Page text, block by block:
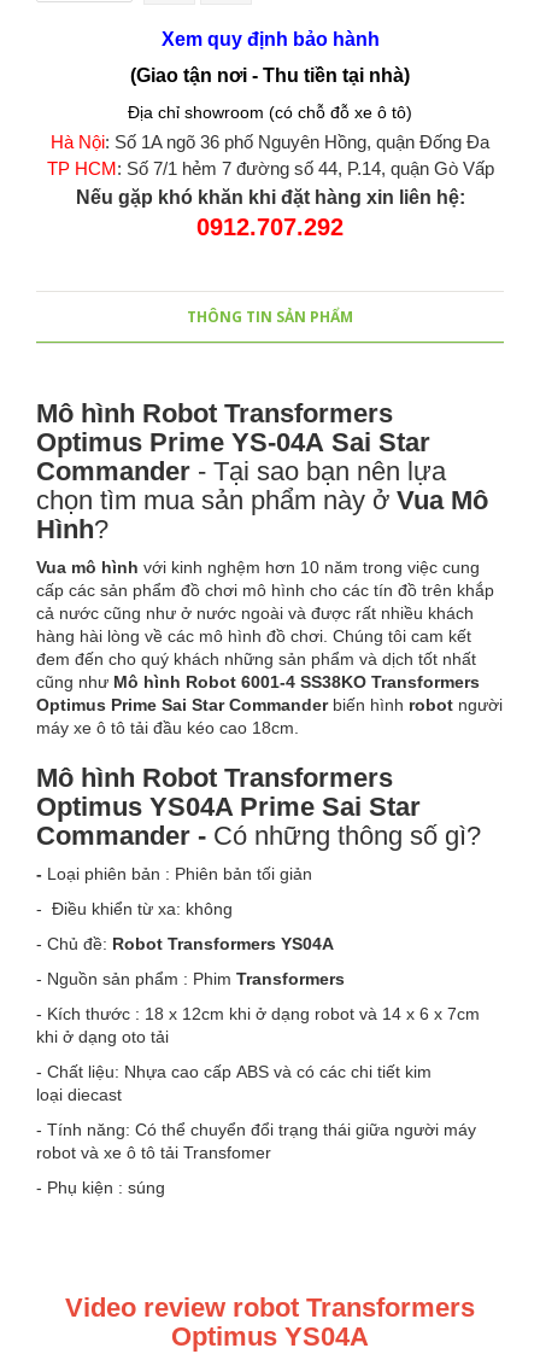
Xem quy định bảo hành
(Giao tận nơi - Thu tiền tại nhà)
Địa chỉ showroom (có chỗ đỗ xe ô tô)
Hà Nội: Số 1A ngõ 36 phố Nguyên Hồng, quận Đống Đa
TP HCM : Số 7/1 hẻm 7 đường số 44, P.14, quận Gò Vấp
Nếu gặp khó khăn khi đặt hàng xin liên hệ:
0912.707.292
THÔNG TIN SẢN PHẨM
Mô hình Robot Transformers
Optimus Prime YS-04A Sai Star
Commander - Tại sao bạn nên lựa
chọn tìm mua sản phẩm này ở Vua Mô
Hình?
Vua mô hình với kinh nghệm hơn 10 năm trong việc cung
cấp các sản phẩm đồ chơi mô hình cho các tín đồ trên khắp
cả nước cũng như ở nước ngoài và được rất nhiều khách
hàng hài lòng về các mô hình đồ chơi. Chúng tôi cam kết
đem đến cho quý khách những sản phẩm và dịch tốt nhất
cũng như Mô hình Robot 6001-4 SS38KO Transformers
Optimus Prime Sai Star Commanderbiến hình robot người
máy xe ô tô tải đầu kéo cao 18cm.
Mô hình Robot Transformers
Optimus YS04A Prime Sai Star
Commander - Có những thông số gì?
- Loại phiên bản : Phiên bản tối giản
- Điều khiển từ xa: không
- Chủ đề: Robot Transformers YS04A
- Nguồn sản phẩm : Phim Transformers
- Kích thước : 18 x 12cm khi ở dạng robot và 14 x 6 x 7cm
khi ở dạng oto tải
- Chất liệu: Nhựa cao cấp ABS và có các chi tiết kim
loại diecast
- Tính năng: Có thể chuyển đổi trạng thái giữa người máy
robot và xe ô tô tải Transfomer
- Phụ kiện : súng
Video review robot Transformers
Optimus YS04A